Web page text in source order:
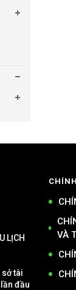
LỊCH
sở tài
đầu
VÀ